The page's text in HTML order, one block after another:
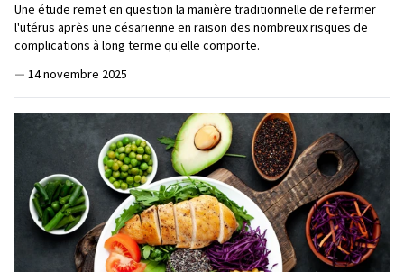
Une étude remet en question la manière traditionnelle de refermer
l'utérus après une césarienne en raison des nombreux risques de
complications à long terme qu'elle comporte.
— 14 novembre 2025